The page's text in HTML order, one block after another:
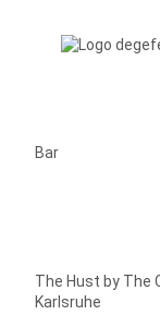
Bar
The Hust by The
Karlsruhe